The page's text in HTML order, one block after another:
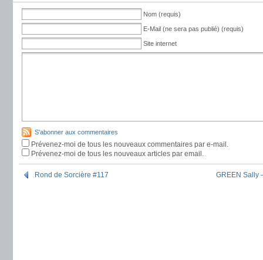
Nom (requis)
E-Mail (ne sera pas publié) (requis)
Site internet
S'abonner aux commentaires
Prévenez-moi de tous les nouveaux commentaires par e-mail.
Prévenez-moi de tous les nouveaux articles par email.
Rond de Sorcière #117 GREEN Sally